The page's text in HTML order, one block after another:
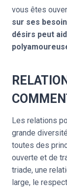
vous êtes
sur ses
désirs peut
Les relations
grande
toutes des
ouverte et de
triade, une
large, le